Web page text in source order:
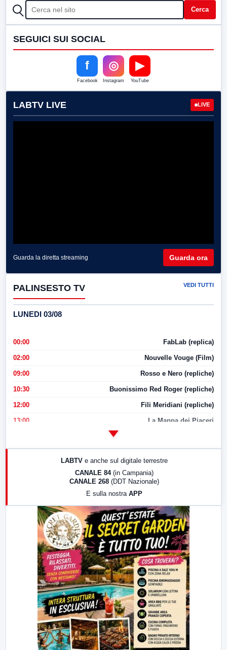
CERCA Cerca
SEGUICI SUI SOCIAL
f
Facebook
◎
Instagram
▶
YouTube
LABTV LIVE LIVE
Guarda la diretta streaming Guarda ora
PALINSESTO TV VEDI TUTTI
LUNEDI 03/08
00:00 FabLab (replica)
02:00 Nouvelle Vouge (Film)
09:00 Rosso e Nero (repliche)
10:30 Buonissimo Red Roger (repliche)
12:00 Fili Meridiani (repliche)
13:00 La Mappa dei Piaceri
LabNews (replica)
LABTV e anche sul digitale terrestre
CANALE 84 (in Campania)
CANALE 268 (DDT Nazionale)
E sulla nostra APP